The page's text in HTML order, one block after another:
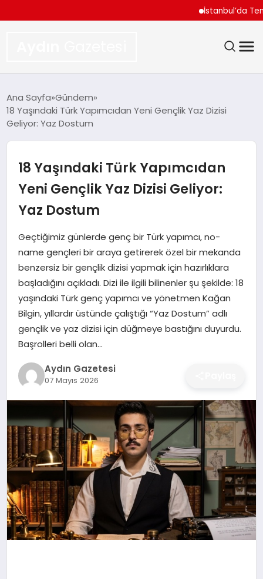
İstanbul’da
TEKNOLOJI
EKONOMI
SIYASET
YAŞAM
MAGAZIN
SAĞLIK
EĞITIM
DÜNYA
Ana Sayfa Gündem
18 Yaşındaki Türk Yapımcıdan Yeni Gençlik Yaz Dizisi
Geliyor: Yaz Dostum
18 Yaşındaki Türk Yapımcıdan
Yeni Gençlik Yaz Dizisi Geliyor:
Yaz Dostum
Geçtiğimiz günlerde genç bir Türk yapımcı, no-
name gençleri bir araya getirerek özel bir mekanda
benzersiz bir gençlik dizisi yapmak için hazırlıklara
başladığını açıkladı. Dizi ile ilgili bilinenler şu şekilde: 18
yaşındaki Türk genç yapımcı ve yönetmen Kağan
Bilgin, yıllardır üstünde çalıştığı “Yaz Dostum” adlı
gençlik ve yaz dizisi için düğmeye bastığını duyurdu.
Başrolleri belli olan…
Aydın Gazetesi
07 Mayıs 2026